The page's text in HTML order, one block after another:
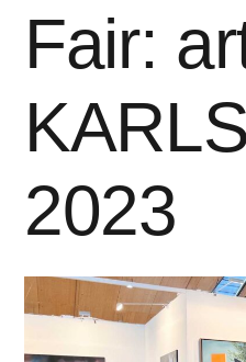
Fair:
2023